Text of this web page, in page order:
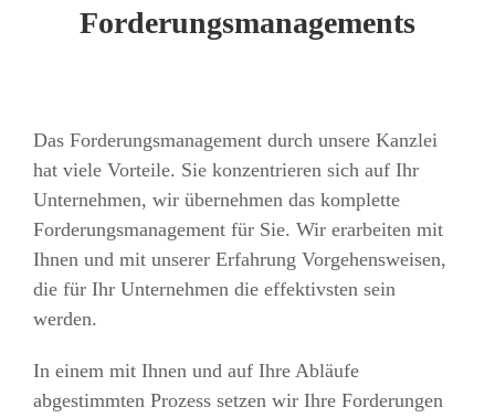
Forderungsmanagements
Das Forderungsmanagement durch unsere Kanzlei
hat viele Vorteile. Sie konzentrieren sich auf Ihr
Unternehmen, wir übernehmen das komplette
Forderungsmanagement für Sie. Wir erarbeiten mit
Ihnen und mit unserer Erfahrung Vorgehensweisen,
die für Ihr Unternehmen die effektivsten sein
werden.
In einem mit Ihnen und auf Ihre Abläufe
abgestimmten Prozess setzen wir Ihre Forderungen